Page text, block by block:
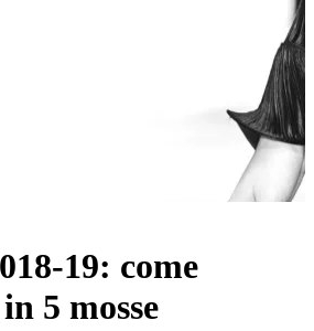
19: come
5 mosse